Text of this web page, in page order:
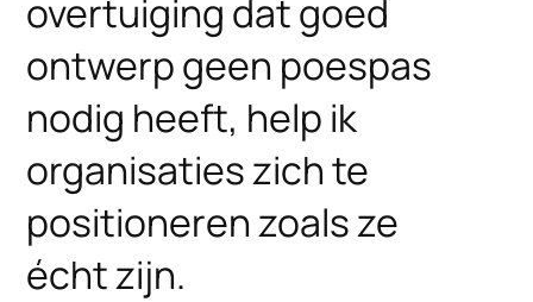
overtuiging dat goed
ontwerp geen poespas
nodig heeft, help ik
organisaties zich te
positioneren zoals ze
écht zijn.